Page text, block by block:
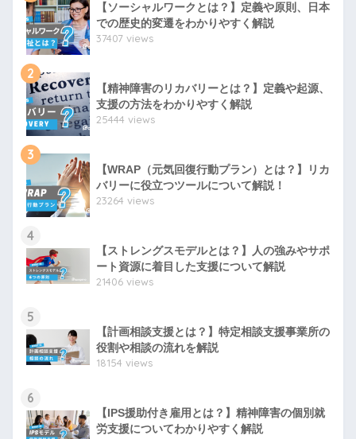
【ソーシャルワークとは？】定義や原則、日本
での歴史的変遷をわかりやすく解説
37407 views
2
【精神障害のリカバリーとは？】定義や起源、
支援の方法をわかりやすく解説
25444 views
3
【WRAP（元気回復行動プラン）とは？】リカ
バリーに役立つツールについて解説！
23264 views
4
【ストレングスモデルとは？】人の強みやサポ
ート資源に着目した支援について解説
21406 views
5
【計画相談支援とは？】特定相談支援事業所の
役割や相談の流れを解説
18154 views
6
【IPS援助付き雇用とは？】精神障害の個別就
労支援についてわかりやすく解説